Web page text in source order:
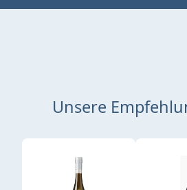
Unsere
Produktgalerie überspringen